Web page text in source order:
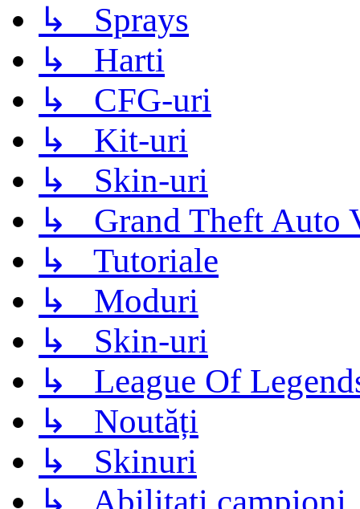
↳ Sprays
↳ Harti
↳ CFG-uri
↳ Kit-uri
↳ Skin-uri
↳ Grand Theft Auto
↳ Tutoriale
↳ Moduri
↳ Skin-uri
↳ League Of
↳ Noutăți
↳ Skinuri
↳ Abilitati campioni